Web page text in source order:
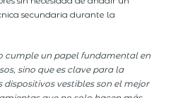
secundaria durante la
cumple un papel fundamental en
sino que es clave para la
vestibles son el mejor